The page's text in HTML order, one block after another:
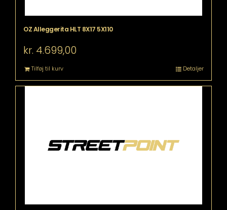
OZ Alleggerita HLT 8X17 5X110
kr. 4.699,00
Tilføj til kurv Detaljer